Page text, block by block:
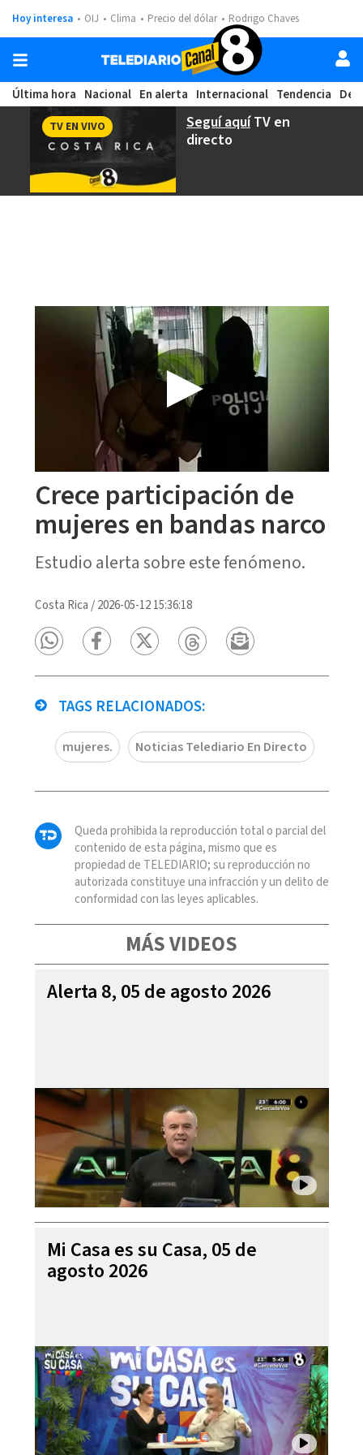
Hoy interesa OIJ Clima Precio del dólar Rodrigo Chaves
Última hora Nacional En alerta Internacional Tendencia
Seguí aquíTV en
directo
TV EN VIVO
Crece participación de
mujeres en bandas narco
Estudio alerta sobre este fenómeno.
Costa Rica /2026-05-12 15:36:18
TAGS RELACIONADOS:
mujeres. Noticias Telediario En Directo
Queda prohibida la reproducción total o parcial del
contenido de esta página, mismo que es
propiedad de TELEDIARIO; su reproducción no
autorizada constituye una infracción y un delito de
conformidad con las leyes aplicables.
MÁS VIDEOS
Alerta 8, 05 de agosto 2026
Mi Casa es su Casa, 05 de
agosto 2026